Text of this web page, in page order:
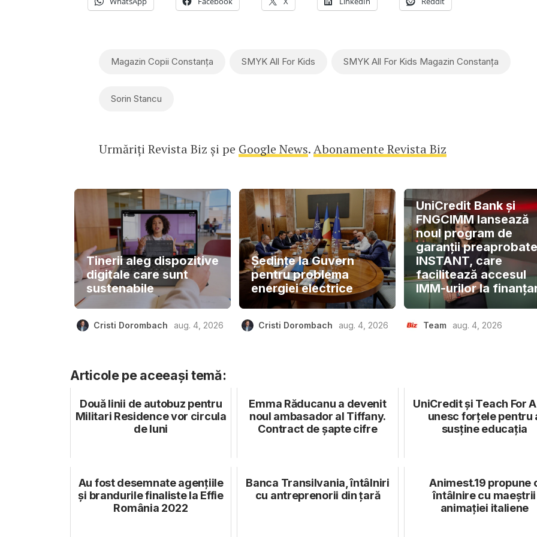
Magazin Copii Constanța SMYK All For Kids SMYK All For Kids Magazin Constanța
Sorin Stancu
Urmăriți Revista Biz și pe Google News.Abonamente Revista Biz
Tinerii aleg dispozitive
digitale care sunt
sustenabile
Cristi Dorombach aug. 4, 2026
Ședințe la Guvern
pentru problema
energiei electrice
Cristi Dorombach aug. 4, 2026
UniCredit Bank și
FNGCIMM lansează
noul program de
garanții preaprobate
INSTANT, care
facilitează accesul
IMM-urilor la
Team aug. 4, 2026
Articole pe aceeași temă:
Două linii de autobuz pentru
Militari Residence vor circula
de luni
Emma Răducanu a devenit
noul ambasador al Tiffany.
Contract de șapte cifre
UniCredit și Teach For
unesc forțele pentru
susține educația
Au fost desemnate agențiile
și brandurile finaliste la Effie
România 2022
Banca Transilvania, întâlniri
cu antreprenorii din țară
Animest.19 propune
întâlnire cu maeștrii
animației italiene